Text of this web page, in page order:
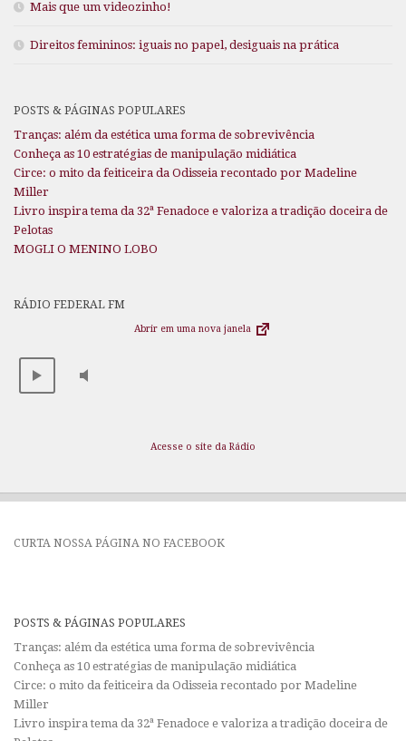
Mais que um videozinho!
Direitos femininos: iguais no papel, desiguais na prática
POSTS & PÁGINAS POPULARES
Tranças: além da estética uma forma de sobrevivência
Conheça as 10 estratégias de manipulação midiática
Circe: o mito da feiticeira da Odisseia recontado por Madeline
Miller
Livro inspira tema da 32ª Fenadoce e valoriza a tradição doceira de
Pelotas
MOGLI O MENINO LOBO
RÁDIO FEDERAL FM
Abrir em uma nova janela
Acesse o site da Rádio
CURTA NOSSA PÁGINA NO FACEBOOK
POSTS & PÁGINAS POPULARES
Tranças: além da estética uma forma de sobrevivência
Conheça as 10 estratégias de manipulação midiática
Circe: o mito da feiticeira da Odisseia recontado por Madeline
Miller
Livro inspira tema da 32ª Fenadoce e valoriza a tradição doceira de